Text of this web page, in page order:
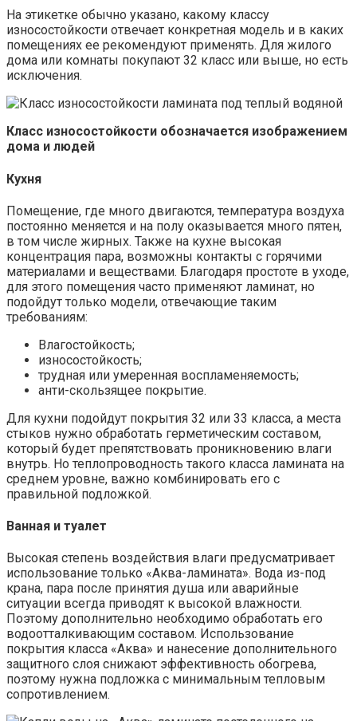
На этикетке обычно указано, какому классу
износостойкости отвечает конкретная модель и в каких
помещениях ее рекомендуют применять. Для жилого
дома или комнаты покупают 32 класс или выше, но есть
исключения.
Класс износостойкости обозначается изображением
дома и людей
Кухня
Помещение, где много двигаются, температура воздуха
постоянно меняется и на полу оказывается много пятен,
в том числе жирных. Также на кухне высокая
концентрация пара, возможны контакты с горячими
материалами и веществами. Благодаря простоте в уходе,
для этого помещения часто применяют ламинат, но
подойдут только модели, отвечающие таким
требованиям:
Влагостойкость;
износостойкость;
трудная или умеренная воспламеняемость;
анти-скользящее покрытие.
Для кухни подойдут покрытия 32 или 33 класса, а места
стыков нужно обработать герметическим составом,
который будет препятствовать проникновению влаги
внутрь. Но теплопроводность такого класса ламината на
среднем уровне, важно комбинировать его с
правильной подложкой.
Ванная и туалет
Высокая степень воздействия влаги предусматривает
использование только «Аква-ламината». Вода из-под
крана, пара после принятия душа или аварийные
ситуации всегда приводят к высокой влажности.
Поэтому дополнительно необходимо обработать его
водоотталкивающим составом. Использование
покрытия класса «Аква» и нанесение дополнительного
защитного слоя снижают эффективность обогрева,
поэтому нужна подложка с минимальным тепловым
сопротивлением.